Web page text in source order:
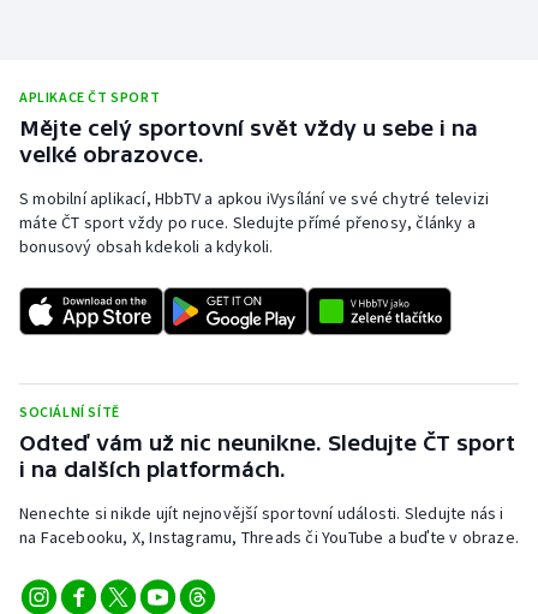
APLIKACE ČT SPORT
Mějte celý sportovní svět vždy u sebe i na
velké obrazovce.
S mobilní aplikací, HbbTV a apkou iVysílání ve své chytré televizi
máte ČT sport vždy po ruce. Sledujte přímé přenosy, články a
bonusový obsah kdekoli a kdykoli.
SOCIÁLNÍ SÍTĚ
Odteď vám už nic neunikne. Sledujte ČT sport
i na dalších platformách.
Nenechte si nikde ujít nejnovější sportovní události. Sledujte nás i
na Facebooku, X, Instagramu, Threads či YouTube a buďte v obraze.